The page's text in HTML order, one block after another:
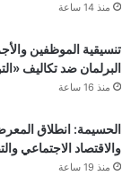
منذ 14 ساعة
تنسيقية الموظفين
البرلمان ضد تكاليف
منذ 16 ساعة
الحسيمة: انطلاق
والاقتصاد الاجتماعي
منذ 19 ساعة